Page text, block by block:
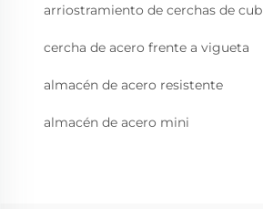
arriostramiento de cerchas de
cercha de acero frente a vigueta
almacén de acero resistente
almacén de acero mini